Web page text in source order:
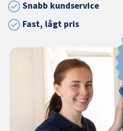
Snabb kundservice
Fast, lågt pris